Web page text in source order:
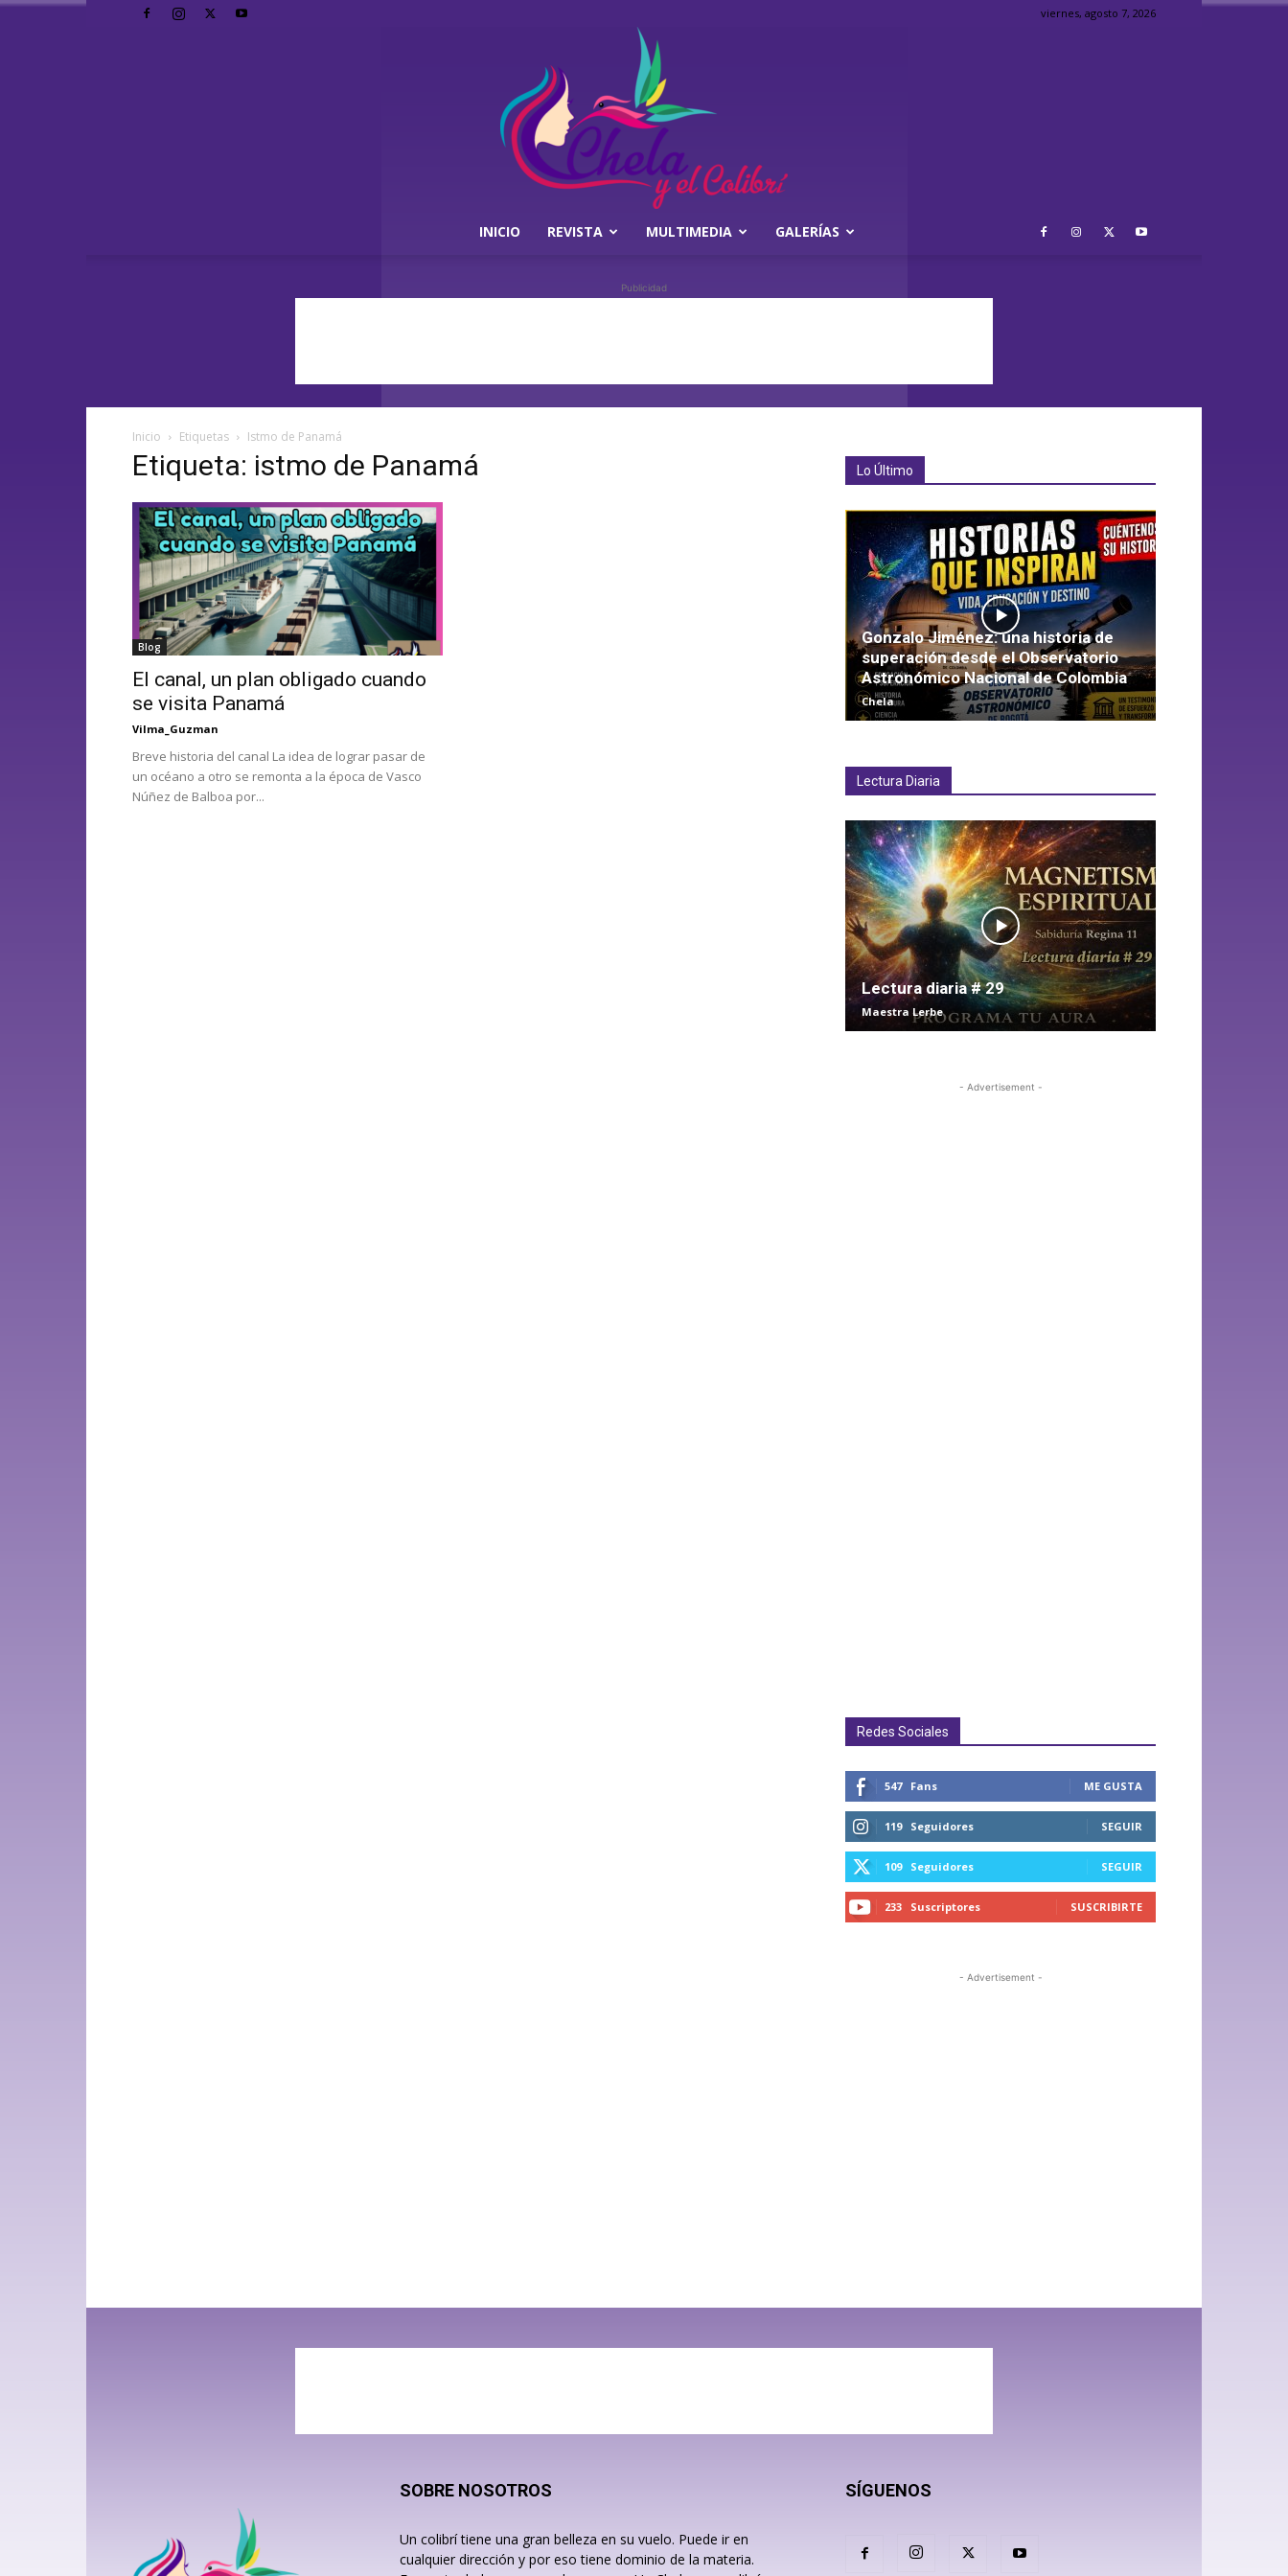
viernes, agosto 7, 2026
INICIO REVISTA MULTIMEDIA GALERÍAS
Publicidad
Inicio Etiquetas Istmo de Panamá
Etiqueta: istmo de Panamá
Blog
El canal, un plan obligado cuando
se visita Panamá
Vilma_Guzman
Breve historia del canal La idea de lograr pasar de
un océano a otro se remonta a la época de Vasco
Núñez de Balboa por...
Lo Último
Gonzalo Jiménez: una historia de
superación desde el Observatorio
Astronómico Nacional de Colombia
Chela
Lectura Diaria
Lectura diaria # 29
Maestra Lerbe
- Advertisement -
Redes Sociales
547 Fans ME GUSTA
119 Seguidores SEGUIR
109 Seguidores SEGUIR
233 Suscriptores SUSCRIBIRTE
- Advertisement -
SOBRE NOSOTROS
Un colibrí tiene una gran belleza en su vuelo. Puede ir en
cualquier dirección y por eso tiene dominio de la materia.
SÍGUENOS